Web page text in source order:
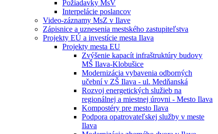
Požiadavky MsV
Interpelácie poslancov
Video-záznamy MsZ v Ilave
Zápisnice a uznesenia mestského zastupiteľstva
Projekty EÚ a investície mesta Ilava
Projekty mesta EU
Zvýšenie kapacít infraštruktúry budovy
MŠ Ilava-Klobušice
Modernizácia vybavenia odborných
učební v ZŠ Ilava - ul. Medňanská
Rozvoj energetických služieb na
regionálnej a miestnej úrovni - Mesto Ilava
Kompostéry pre mesto Ilava
Podpora opatrovateľskej služby v meste
Ilava